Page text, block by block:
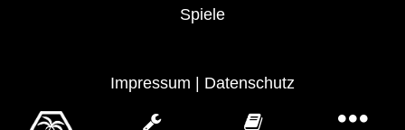
TOGGLE
Spiele
Impressum Datenschutz